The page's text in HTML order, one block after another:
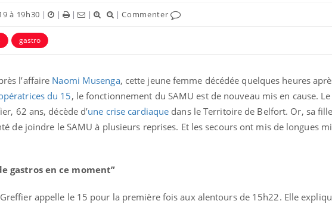
à 19h30 | | | | |Commenter
gastro
l’affaire Naomi Musenga, cette jeune femme décédée quelques heures
du 15, le fonctionnement du SAMU est de nouveau mis en cause.
62 ans, décède d’une crise cardiaque dans le Territoire de Belfort. Or, sa
de joindre le SAMU à plusieurs reprises. Et les secours ont mis de longues
gastros en ce moment”
appelle le 15 pour la première fois aux alentours de 15h22. Elle